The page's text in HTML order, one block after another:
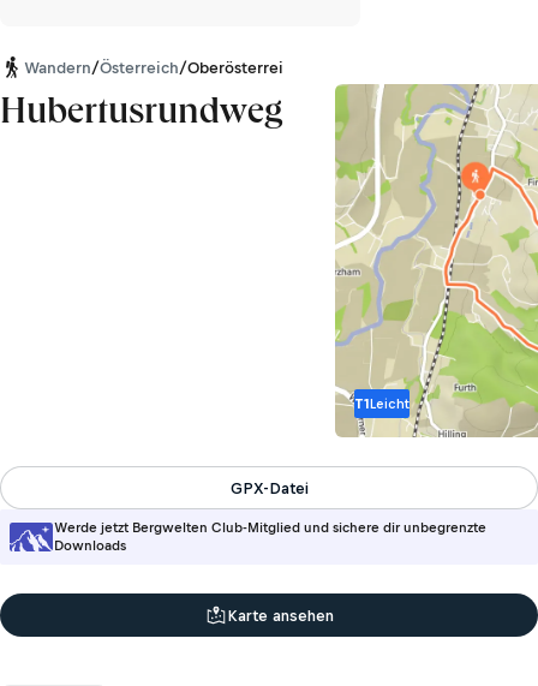
Wandern/Österreich/Oberösterreich
Hubertusrundweg
T1Leicht
Werde jetzt Bergwelten Club-Mitglied und sichere dir unbegrenzte
Downloads
GPX-Datei
Karte ansehen